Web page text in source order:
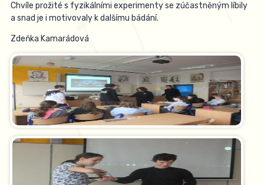
Chvíle prožité s fyzikálními experimenty se zúčastněným líbily
a snad je i motivovaly k dalšímu bádání.
Zdeňka Kamarádová